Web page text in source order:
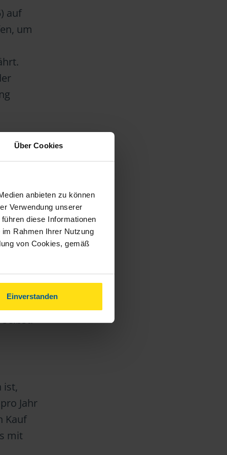
Über Cookies
anbieten zu können
Verwendung unserer
diese Informationen
Rahmen Ihrer Nutzung
von Cookies, gemäß
Einverstanden
auf
um
die
–
und
ist,
Jahr
Kauf
mit